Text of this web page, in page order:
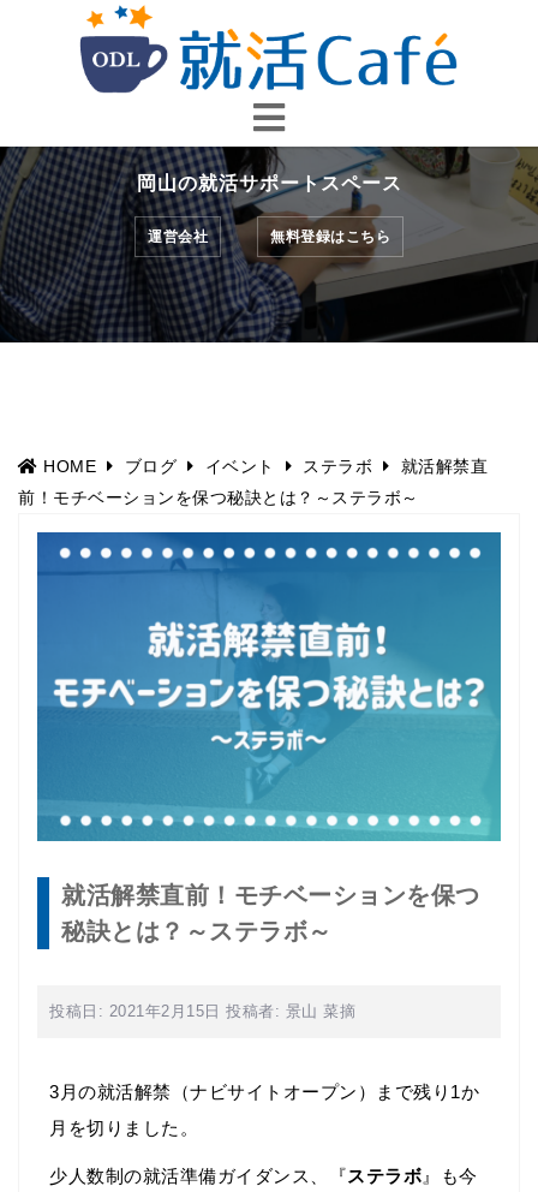
へ
ス
キ
ッ
プ
岡山の就活サポートスペース
運営会社 無料登録はこちら
HOME ブログ イベント ステラボ
就活解禁直
前！モチベーションを保つ秘訣とは？～ステラボ～
就活解禁直前！モチベーションを保つ
秘訣とは？～ステラボ～
投稿日: 2021年2月15日 投稿者: 景山 菜摘
3月の就活解禁（ナビサイトオープン）まで残り1か
月を切りました。
少人数制の就活準備ガイダンス、『ステラボ』も今